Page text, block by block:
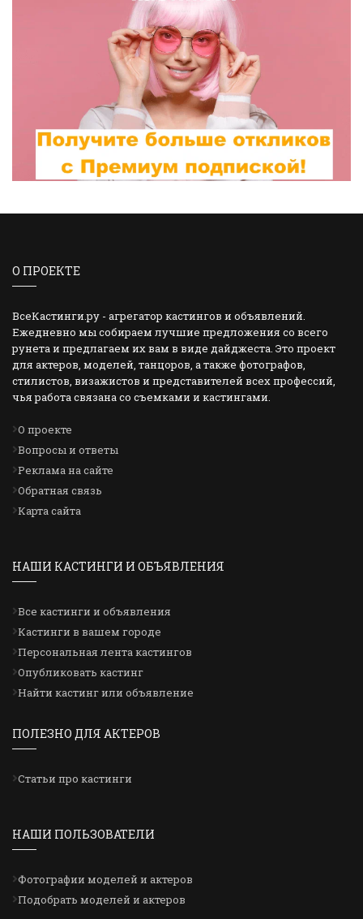
О ПРОЕКТЕ
ВсеКастинги.ру - агрегатор кастингов и объявлений.
Ежедневно мы собираем лучшие предложения со всего
рунета и предлагаем их вам в виде дайджеста. Это проект
для актеров, моделей, танцоров, а также фотографов,
стилистов, визажистов и представителей всех профессий,
чья работа связана со съемками и кастингами.
О проекте
Вопросы и ответы
Реклама на сайте
Обратная связь
Карта сайта
НАШИ КАСТИНГИ И ОБЪЯВЛЕНИЯ
Все кастинги и объявления
Кастинги в вашем городе
Персональная лента кастингов
Опубликовать кастинг
Найти кастинг или объявление
ПОЛЕЗНО ДЛЯ АКТЕРОВ
Статьи про кастинги
НАШИ ПОЛЬЗОВАТЕЛИ
Фотографии моделей и актеров
Подобрать моделей и актеров